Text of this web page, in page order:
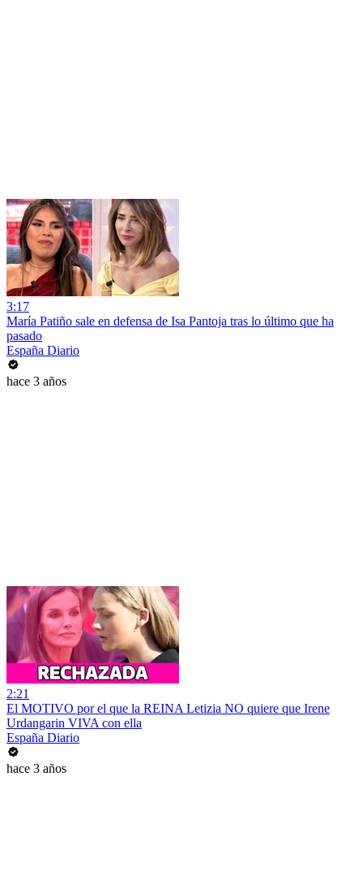
3:17
María Patiño sale en defensa de Isa Pantoja tras lo último que ha
pasado
España Diario
hace 3 años
2:21
El MOTIVO por el que la REINA Letizia NO quiere que Irene
Urdangarin VIVA con ella
España Diario
hace 3 años